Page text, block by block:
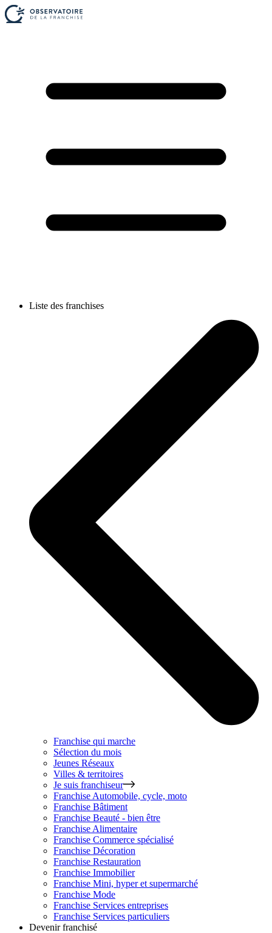
Liste des franchises
Franchise qui marche
Sélection du mois
Jeunes Réseaux
Villes & territoires
Je suis franchiseur
Franchise Automobile, cycle, moto
Franchise Bâtiment
Franchise Beauté - bien être
Franchise Alimentaire
Franchise Commerce spécialisé
Franchise Décoration
Franchise Restauration
Franchise Immobilier
Franchise Mini, hyper et supermarché
Franchise Mode
Franchise Services entreprises
Franchise Services particuliers
Devenir franchisé